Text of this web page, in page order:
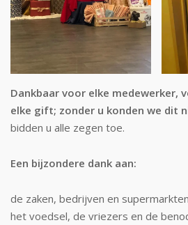
Dankbaar voor elke medewerker,
elke gift; zonder u konden we dit
bidden u alle zegen toe.
Een bijzondere dank aan:
de zaken, bedrijven en
het voedsel, de vriezers en de